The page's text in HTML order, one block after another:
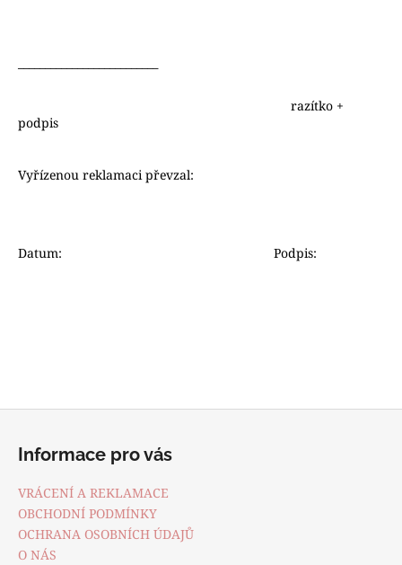
razítko +
podpis
Vyřízenou reklamaci převzal:
Datum: Podpis:
Informace pro vás
VRÁCENÍ A REKLAMACE
OBCHODNÍ PODMÍNKY
OCHRANA OSOBNÍCH ÚDAJŮ
O NÁS